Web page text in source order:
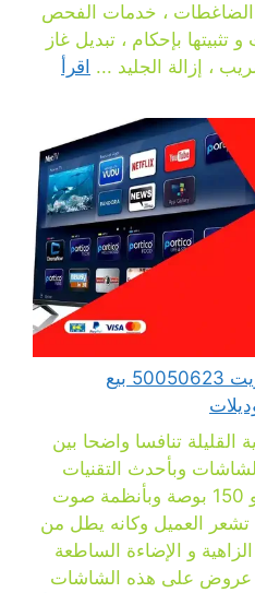
الضاغطات ، خدمات الفحص
تثبيتها بإحكام ، تبديل غاز
، إزالة الجليد ... اقرأ
بيع تلفزيونات شاشات الكويت 50050623 بيع
القليلة تنافسا واضحا بين
وبأحدث التقنيات
وبأحجام متنوعة تصل 140و 150 بوصة وبأنظمة صوت
تشعر العميل وكانه يطل من
الزاهية و الإضاءة الساطعة
عروض على هذه الشاشات